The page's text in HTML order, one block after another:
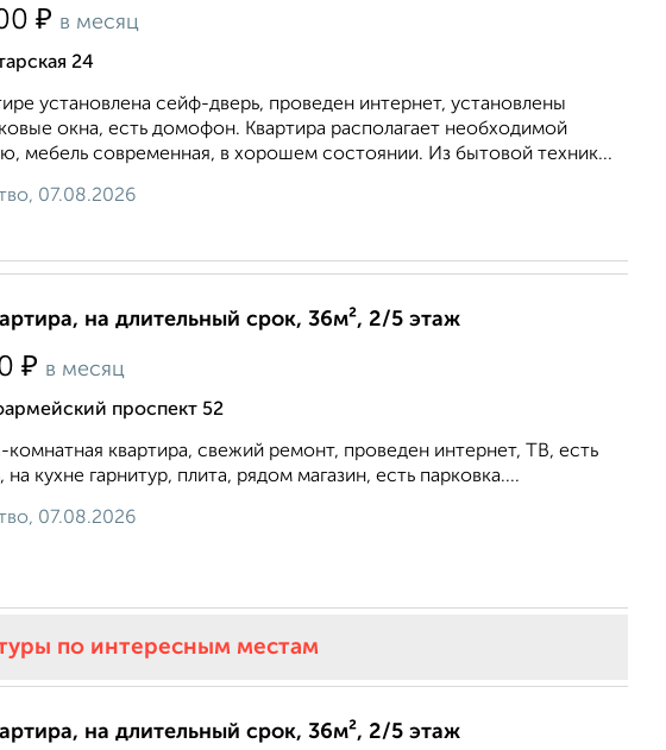
₽ в месяц
24
установлена сейф-дверь, проведен интернет, установлены
окна, есть домофон. Квартира располагает необходимой
мебель современная, в хорошем состоянии. Из бытовой техник...
07.08.2026
на длительный срок, 36м², 2/5 этаж
₽ в месяц
проспект 52
комнатная квартира, свежий ремонт, проведен интернет, ТВ, есть
на кухне гарнитур, плита, рядом магазин, есть парковка....
07.08.2026
по интересным местам
на длительный срок, 36м², 2/5 этаж